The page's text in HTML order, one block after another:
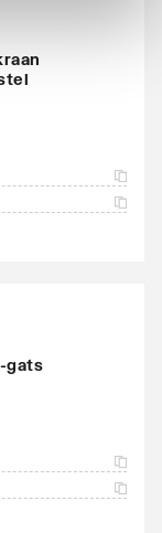
gats